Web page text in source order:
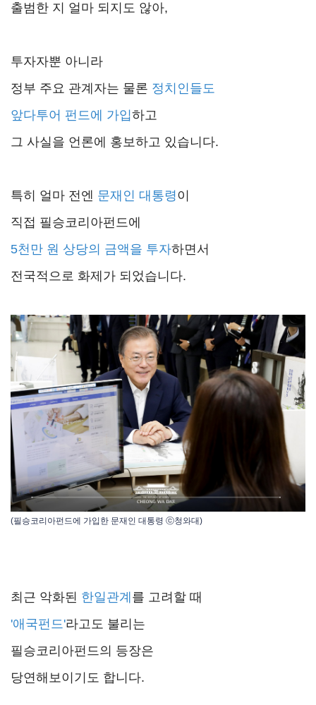
출범한 지 얼마 되지도 않아,
투자자뿐 아니라
정부 주요 관계자는 물론 정치인들도
앞다투어 펀드에 가입하고
그 사실을 언론에 홍보하고 있습니다.
특히 얼마 전엔 문재인 대통령이
직접 필승코리아펀드에
5천만 원 상당의 금액을 투자하면서
전국적으로 화제가 되었습니다.
(필승코리아펀드에 가입한 문재인 대통령 ⓒ청와대)
최근 악화된 한일관계 를 고려할 때
'애국펀드'라고도 불리는
필승코리아펀드의 등장은
당연해보이기도 합니다.